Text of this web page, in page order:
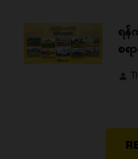
ရန်
စရ